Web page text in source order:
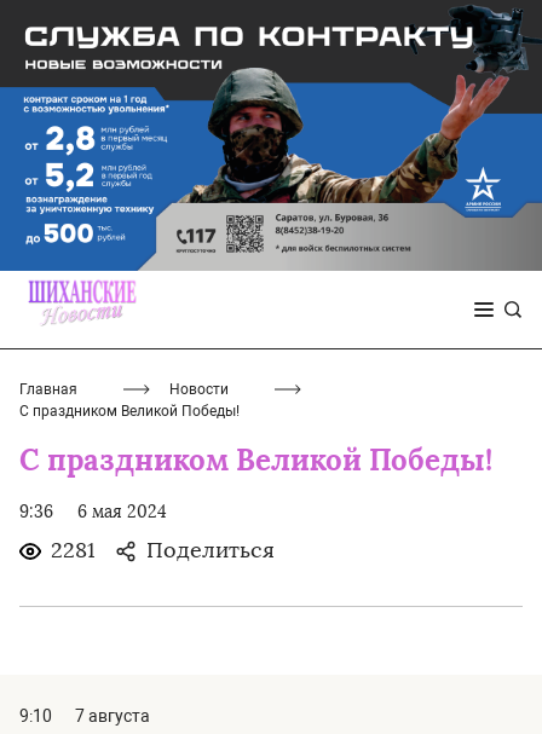
Главная
Новости
С праздником Великой Победы!
С праздником Великой Победы!
9:36 6 мая 2024
2281 Поделиться
9:10
7 августа